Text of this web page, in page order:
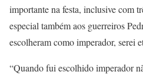
importante na festa, inclusive com
especial também aos guerreiros
escolheram como imperador, serei
“Quando fui escolhido imperador